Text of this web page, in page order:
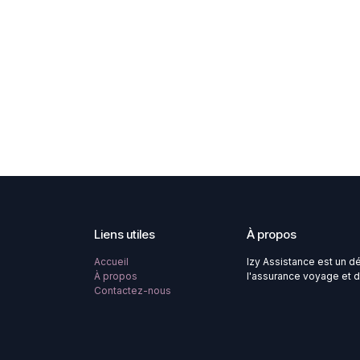
Liens utiles
Accueil
À propos
Contactez-nous
À propos
Izy Assistance est un
l'assurance voyage et